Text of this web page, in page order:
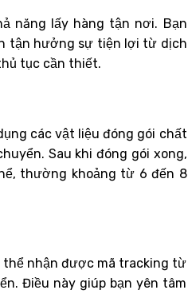
năng lấy hàng tận nơi. Bạn
tận hưởng sự tiện lợi từ dịch
tục cần thiết.
các vật liệu đóng gói chất
Sau khi đóng gói xong,
thường khoảng từ 6 đến 8
thể nhận được mã tracking từ
Điều này giúp bạn yên tâm